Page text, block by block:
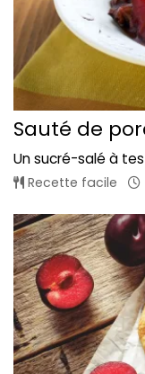
Sauté de
Un sucré-salé à
Recette facile